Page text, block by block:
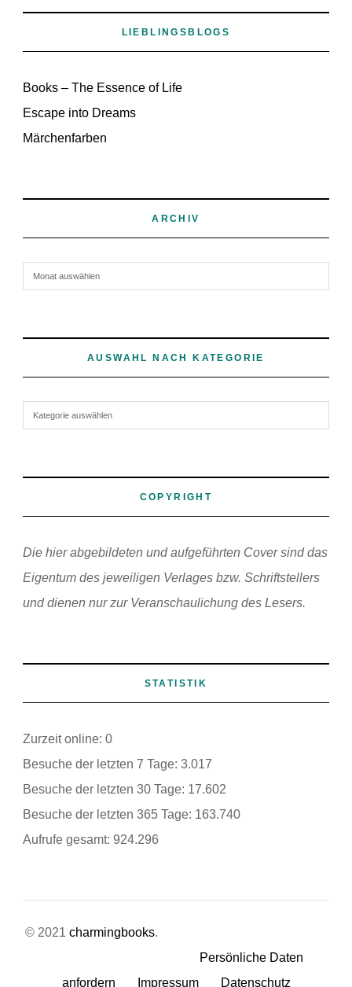
LIEBLINGSBLOGS
Books – The Essence of Life
Escape into Dreams
Märchenfarben
ARCHIV
AUSWAHL NACH KATEGORIE
COPYRIGHT
Die hier abgebildeten und aufgeführten Cover sind das
Eigentum des jeweiligen Verlages bzw. Schriftstellers
und dienen nur zur Veranschaulichung des Lesers.
STATISTIK
Zurzeit online: 0
Besuche der letzten 7 Tage: 3.017
Besuche der letzten 30 Tage: 17.602
Besuche der letzten 365 Tage: 163.740
Aufrufe gesamt: 924.296
© 2021 charmingbooks.
Persönliche Daten
anfordern
Impressum Datenschutz